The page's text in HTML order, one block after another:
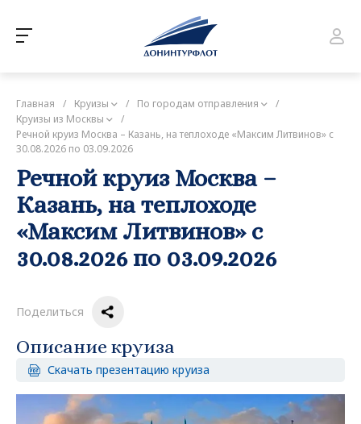
Главная / Круизы / По городам отправления
/
Круизы из Москвы
/
Речной круиз Москва – Казань, на теплоходе «Максим Литвинов» с
30.08.2026 по 03.09.2026
Речной круиз Москва –
Казань, на теплоходе
«Максим Литвинов» с
30.08.2026 по 03.09.2026
Поделиться
Описание круиза
Скачать презентацию круиза